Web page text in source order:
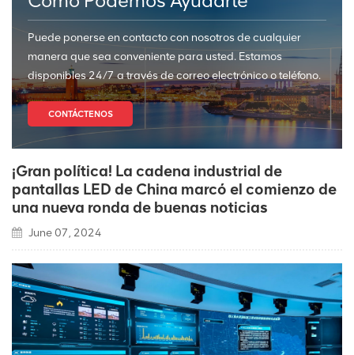
Puede ponerse en contacto con nosotros de cualquier
manera que sea conveniente para usted. Estamos
disponibles 24/7 a través de correo electrónico o teléfono.
CONTÁCTENOS
¡Gran política! La cadena industrial de
pantallas LED de China marcó el comienzo de
una nueva ronda de buenas noticias
June 07, 2024